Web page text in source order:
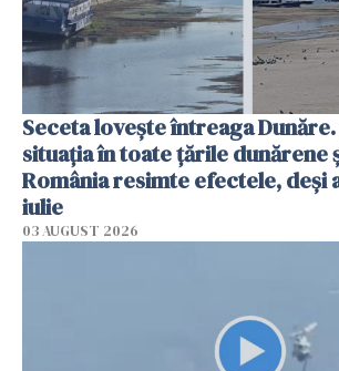
Seceta lovește întreaga
situația în toate țările dunărene
România resimte efectele, deși
iulie
03 AUGUST 2026